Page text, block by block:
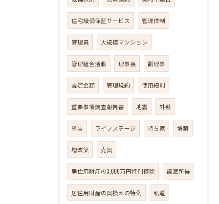
住宅設備保証サービス 管理体制
管理員 大規模マンション
管理組合活動 理事長 副理事
査定金額 管理規約 使用細則
重要事項調査報告書 地震 外壁
塗装 ライフステージ 持ち家 増築
増改築 売買
居住用財産の3,000万円特別控除 譲渡所得
居住用財産の買換えの特例 私道